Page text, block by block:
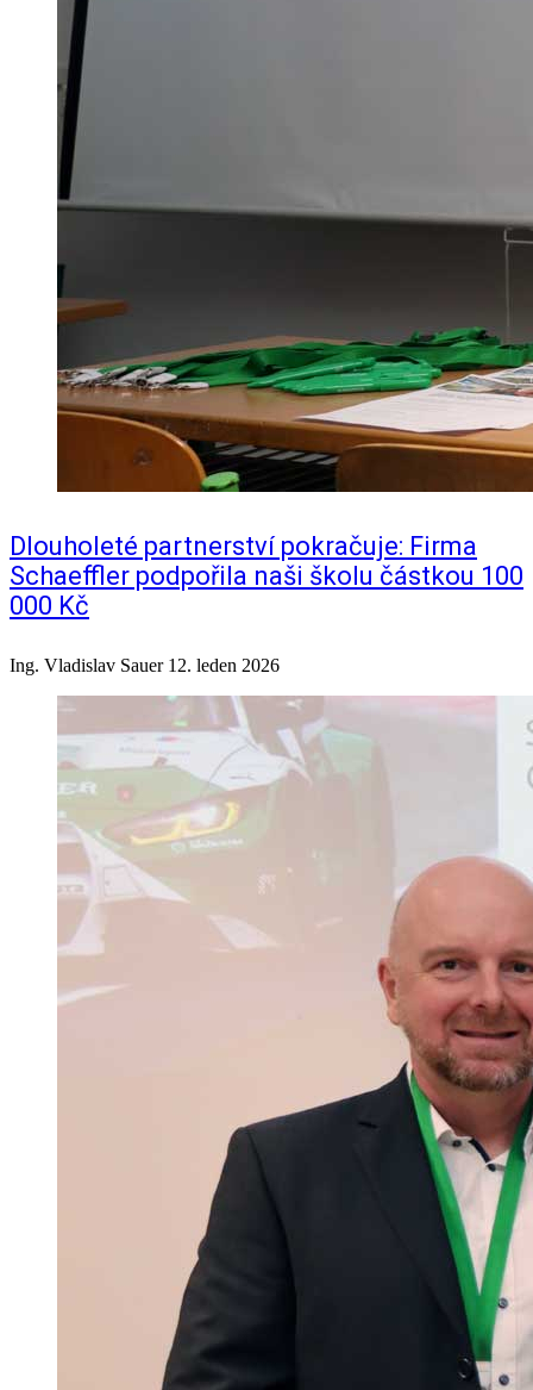
Dlouholeté partnerství pokračuje: Firma
Schaeffler podpořila naši školu částkou 100
000 Kč
Ing. Vladislav Sauer 12. leden 2026